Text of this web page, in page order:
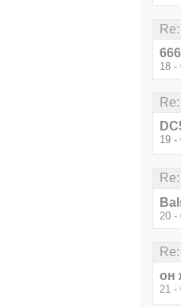
18 -
19 -
20 -
он
21 -